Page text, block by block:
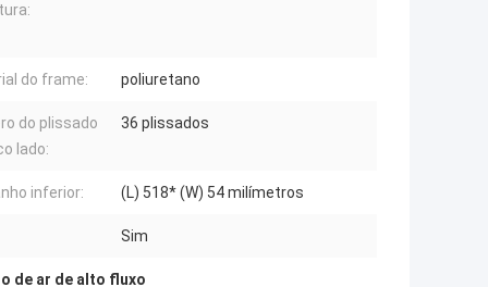
do frame: poliuretano
do plissado
lado:
36 plissados
inferior: (L) 518* (W) 54 milímetros
Sim
de ar de alto fluxo